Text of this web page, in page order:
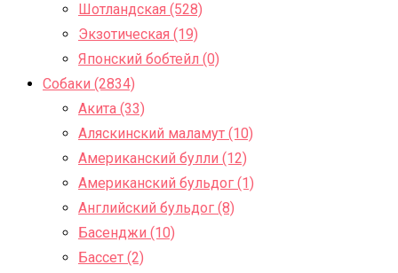
Шотландская (528)
Экзотическая (19)
Японский бобтейл (0)
Собаки (2834)
Акита (33)
Аляскинский маламут (10)
Американский булли (12)
Американский бульдог (1)
Английский бульдог (8)
Басенджи (10)
Бассет (2)